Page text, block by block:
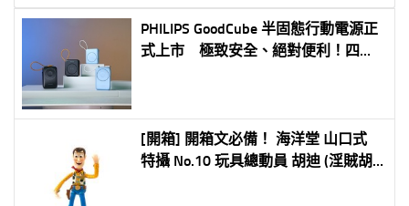
PHILIPS GoodCube 半固態行動電源正
式上市 極致安全、絕對便利！四款
[開箱] 開箱文必備！ 海洋堂 山口式
特攝 No.10 玩具總動員 胡迪 (淫賊胡